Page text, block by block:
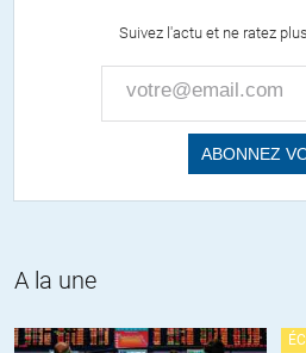
montée des aspiration nationaliste
politique et l’assemblée des
Pour ma part je croyais qu’on
à la création d’un nouvelle empire
nationale (ça me fait soucis)
Suivez l'actu et ne ratez
A la une